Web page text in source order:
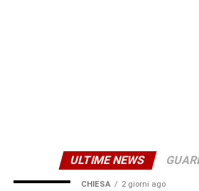
Da valutare a parte il
risarcimento danni
ULTIME NEWS
CHIESA 2 giorni ago